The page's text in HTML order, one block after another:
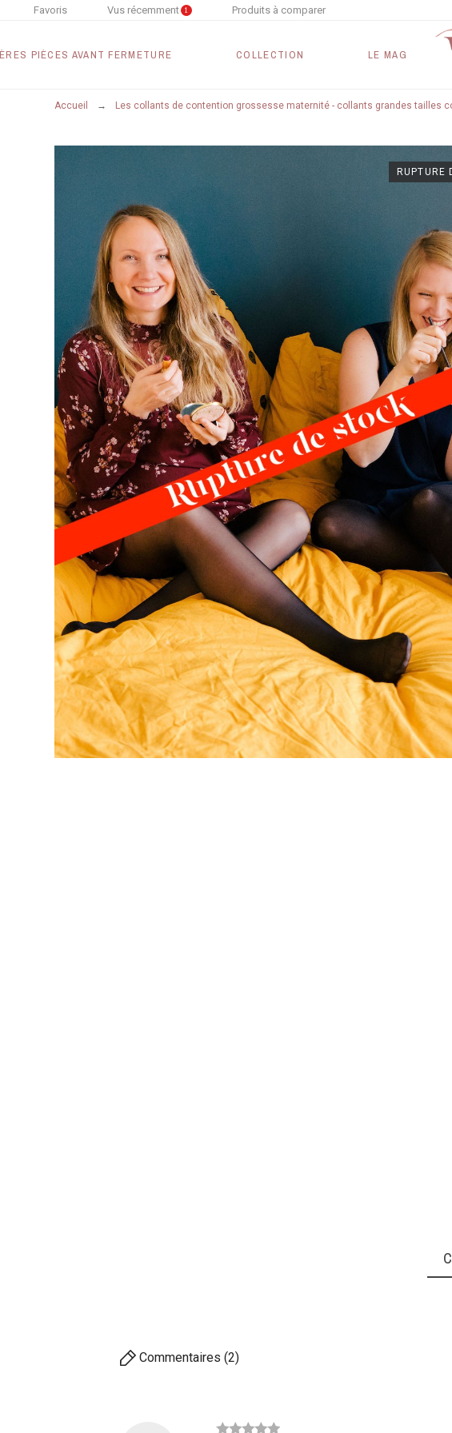
Vus récemment 1 Produits à comparer
Favoris
PIÈCES AVANT FERMETURE COLLECTION LE MAG
Accueil Les collants de contention grossesse maternité - collants grandes tailles
RUPTURE
Commentaires (2)